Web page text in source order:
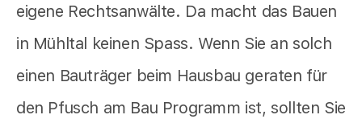
eigene Rechtsanwälte. Da macht das Bauen
in Mühltal keinen Spass. Wenn Sie an solch
einen Bauträger beim Hausbau geraten für
den Pfusch am Bau Programm ist, sollten Sie